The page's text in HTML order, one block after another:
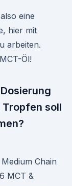
eine
hier mit
arbeiten.
Öl!
Tropfen soll
Chain
MCT &